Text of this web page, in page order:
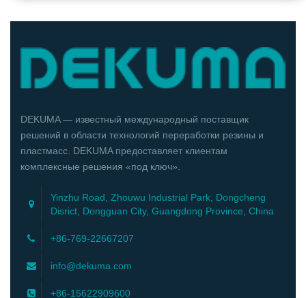
DEKUMA — известный международный поставщик
решений в области технологий переработки резины и
пластмасс. DEKUMA предоставляет клиентам
комплексные решения «под ключ».
Yinzhu Road, Zhouwu Industrial Park, Dongcheng
Disrict, Dongguan City, Guangdong Province, China
+86-769-22667207
info@dekuma.com
+86-15622909600